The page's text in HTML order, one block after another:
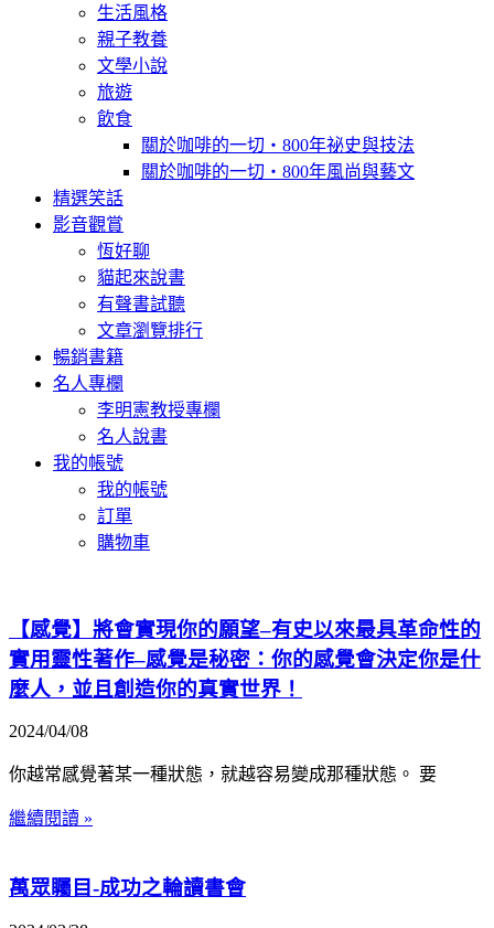
生活風格
親子教養
文學小說
旅遊
飲食
關於咖啡的一切‧800年祕史與技法
關於咖啡的一切‧800年風尚與藝文
精選笑話
影音觀賞
恆好聊
貓起來說書
有聲書試聽
文章瀏覽排行
暢銷書籍
名人專欄
李明憲教授專欄
名人說書
我的帳號
我的帳號
訂單
購物車
【感覺】將會實現你的願望–有史以來最具革命性的
實用靈性著作–感覺是秘密：你的感覺會決定你是什
麼人，並且創造你的真實世界！
2024/04/08
你越常感覺著某一種狀態，就越容易變成那種狀態。 要
繼續閱讀 »
萬眾矚目-成功之輪讀書會